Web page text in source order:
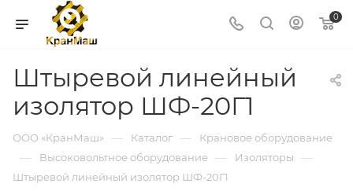
0
Штыревой линейный
изолятор ШФ-20Г1
ООО «КранМаш» — Каталог — Крановое оборудование
— Высоковольтное оборудование — Изоляторы —
Штыревой линейный изолятор ШФ-20Г1